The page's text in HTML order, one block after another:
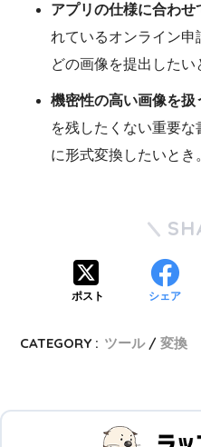
アプリの仕様に合わせ
れているオンライン
どの画像を提出したい
機密性の高い画像を扱
を残したくない重要
に形式変換したいとき
ポスト シェア
CATEGORY : ツール 変換